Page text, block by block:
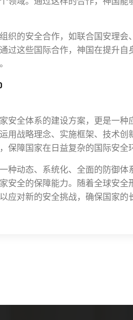
织的安全合作，如联合国安理会
过这些国际合作，神国在提升自
安全体系的建设方案，更是一种
用战略理念、实施框架、技术创
保障国家在日益复杂的国际安全
种动态、系统化、全面的防御体
安全的保障能力。随着全球安全
应对新的安全挑战，确保国家的